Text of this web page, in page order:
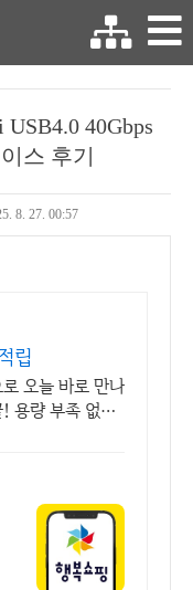
40Gbps
스 후기
8. 27. 00:57
립
오늘 바로 만나
용량 부족 없이